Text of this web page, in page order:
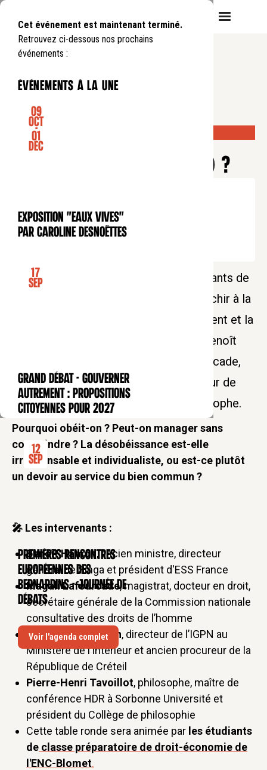
Cet événement est maintenant terminé.
Retrouvez ci-dessous nos prochains
événements :
événements à la une
EXPOSITION
09
Oct
-
01
Déc
Exposition "Eaux Vives"
par Caroline Desnoëttes
CONFÉRENCE
17
Sep
GRAND DÉBAT - Gouverner
autrement : propositions
citoyennes pour 2027
CONFÉRENCE
12
Sep
Premières rencontres
européennes des
Bernardins - Journée de
débats
Voir l'agenda complet
CONFÉRENCE
POURQUOI OBÉIT-ON (ENCORE) ?
Tarif réduit : 5€
Tarif soutien : 25€
Le Collège des Bernardins et les étudiants de
Blomet vous invitent ensemble à réfléchir à la
notion d’obéissance dans le management et la
vie publique, grâce à la présence de Benoît
Hamon, ancien ministre, Magali Lafourcade,
magistrat, Stéphane Hardouin, directeur de
l’IGPN et Pierre-Henri Tavoillot, philosophe.
Pourquoi obéit-on ? Peut-on manager sans
contraindre ? La désobéissance est-elle
irresponsable et individualiste, ou est-ce plutôt
un devoir au service du bien commun ?
🎤 Les intervenants :
Benoît Hamon, ancien ministre, directeur
général de Singa et président d'ESS France
Magali Lafourcade, magistrat, docteur en droit,
secrétaire générale de la Commission nationale
consultative des droits de l’homme
Stéphane Hardouin, directeur de l’IGPN au
Ministère de l’Intérieur et ancien procureur de la
République de Créteil
Pierre-Henri Tavoillot, philosophe, maître de
conférence HDR à Sorbonne Université et
président du Collège de philosophie
Cette table ronde sera animée par les étudiants
de classe préparatoire de droit-économie de
l'ENC-Blomet.